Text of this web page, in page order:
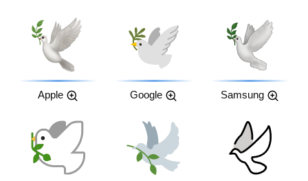
Apple Google Samsung